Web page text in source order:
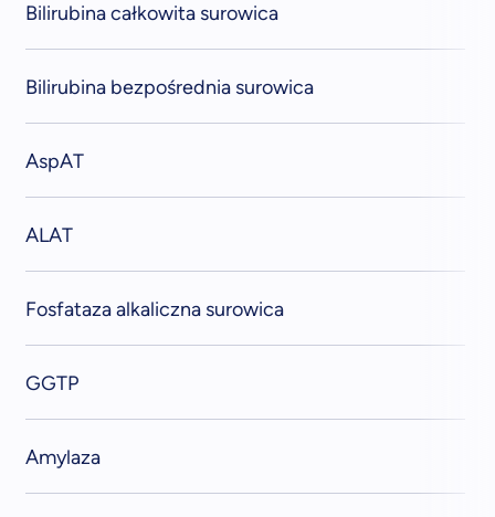
Bilirubina całkowita surowica
Bilirubina bezpośrednia surowica
AspAT
ALAT
Fosfataza alkaliczna surowica
GGTP
Amylaza